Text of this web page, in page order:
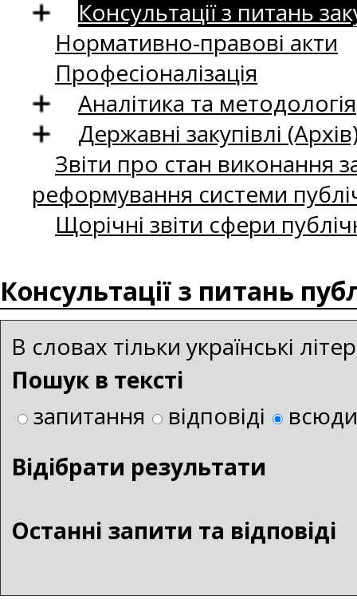
Консультації з питань
Нормативно-правові акти
Професіоналізація
Аналітика та методологія
Державні закупівлі
Звіти про стан виконання
реформування системи
Щорічні звіти сфери
Консультації з питань
В словах тільки українські
Пошук в тексті
запитання
відповіді
всюди
Bідібрати результати
Останні запити та відповіді